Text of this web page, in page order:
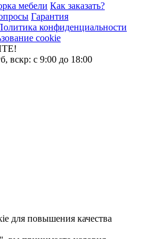
мебели Как заказать?
Гарантия
конфиденциальности
cookie
вскр: с 9:00 до 18:00
для повышения качества